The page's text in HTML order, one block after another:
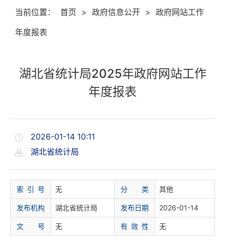
当前位置： 首页 > 政府信息公开 > 政府网站工作
年度报表
湖北省统计局2025年政府网站工作
年度报表
2026-01-14 10:11
湖北省统计局
索 引 号 无 分 类 其他
发布机构 湖北省统计局 发布日期 2026-01-14
文 号 无 有 效 性 无